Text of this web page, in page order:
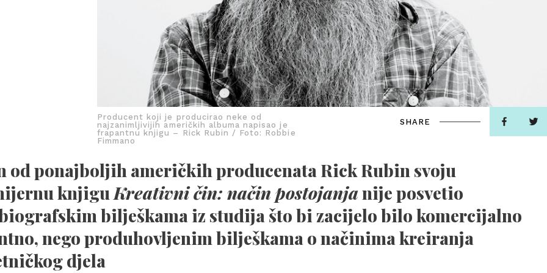
Producent koji je producirao neke od
najzanimljivijih američkih albuma napisao je
frapantnu knjigu – Rick Rubin / Foto: Robbie
Fimmano
SHARE
od ponajboljih američkih producenata Rick Rubin svoju
knjigu Kreativni čin: način postojanjanije posvetio
bilješkama iz studija što bi zacijelo bilo komercijalno
nego produhovljenim bilješkama o načinima kreiranja
djela